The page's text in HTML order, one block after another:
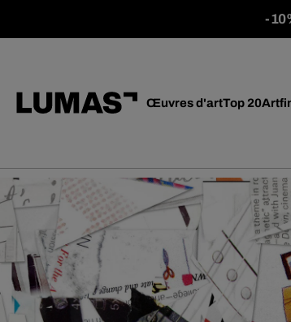
-
Œuvres d'artTop 20